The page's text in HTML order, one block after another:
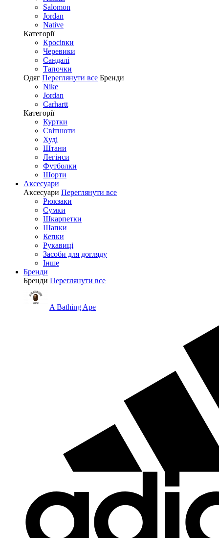
Salomon
Jordan
Native
Категорії
Кросівки
Черевики
Сандалі
Tапочки
Одяг Переглянути все Бренди
Nike
Jordan
Carhartt
Категорії
Куртки
Світшоти
Худі
Штани
Легінси
Футболки
Шорти
Аксесуари
Аксесуари Переглянути все
Рюкзаки
Сумки
Шкарпетки
Шапки
Кепки
Рукавиці
Засоби для догляду
Інше
Бренди
Бренди Переглянути все
A Bathing Ape